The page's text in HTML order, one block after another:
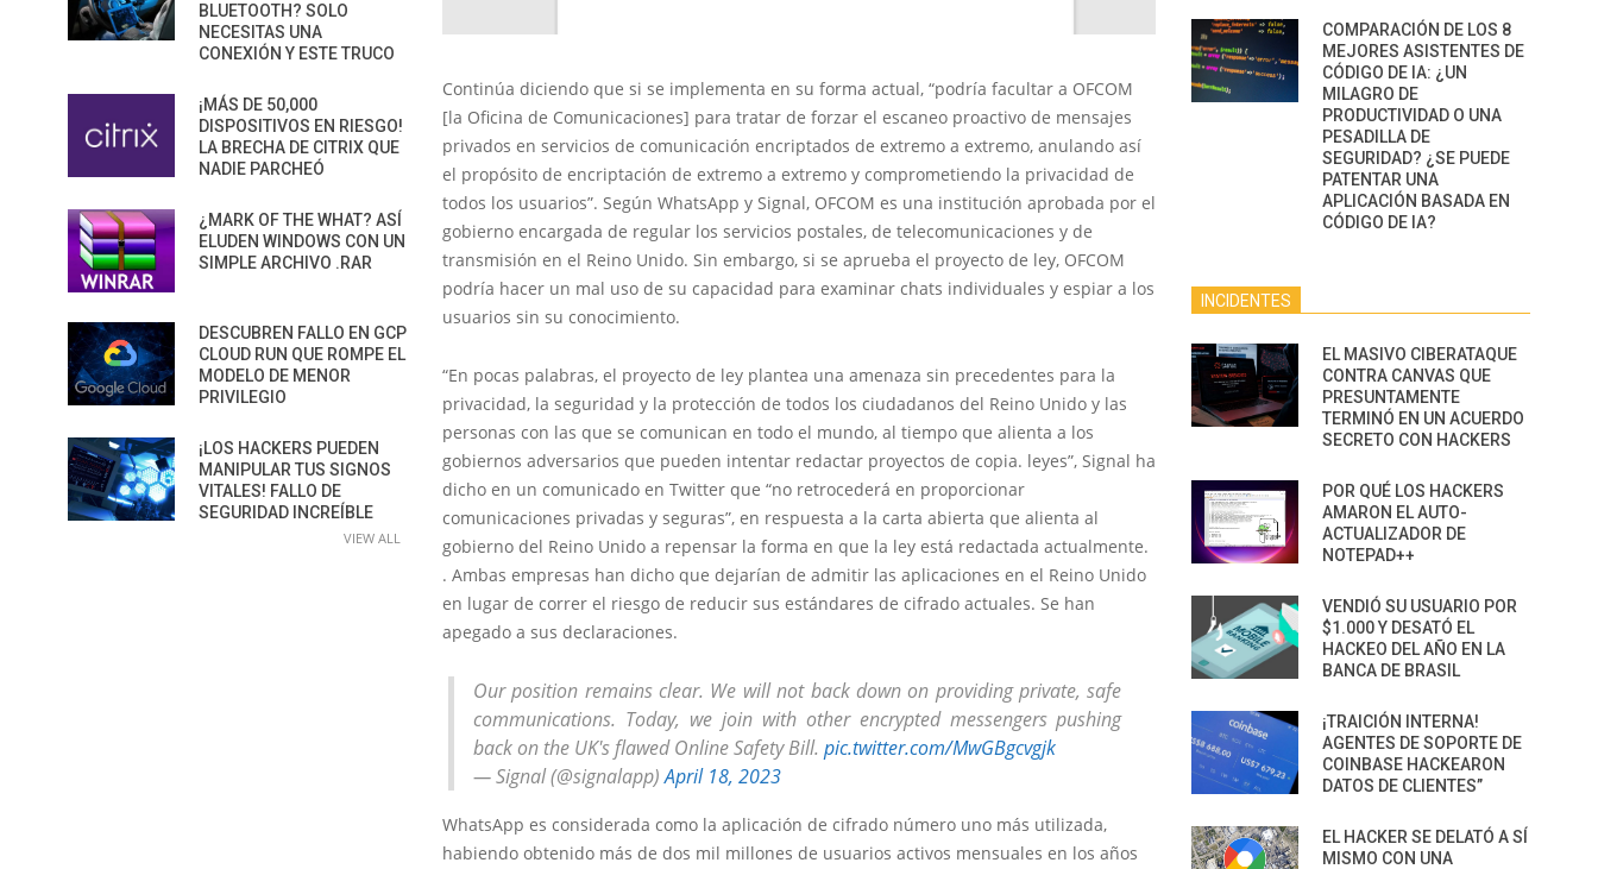
Continúa diciendo que si se implementa en su forma actual, “podría facultar a OFCOM
[la Oficina de Comunicaciones] para tratar de forzar el escaneo proactivo de mensajes
privados en servicios de comunicación encriptados de extremo a extremo, anulando así
el propósito de encriptación de extremo a extremo y comprometiendo la privacidad de
todos los usuarios”. Según WhatsApp y Signal, OFCOM es una institución aprobada por el
gobierno encargada de regular los servicios postales, de telecomunicaciones y de
transmisión en el Reino Unido. Sin embargo, si se aprueba el proyecto de ley, OFCOM
podría hacer un mal uso de su capacidad para examinar chats individuales y espiar a los
usuarios sin su conocimiento.
“En pocas palabras, el proyecto de ley plantea una amenaza sin precedentes para la
privacidad, la seguridad y la protección de todos los ciudadanos del Reino Unido y las
personas con las que se comunican en todo el mundo, al tiempo que alienta a los
gobiernos adversarios que pueden intentar redactar proyectos de copia. leyes”, Signal ha
dicho en un comunicado en Twitter que “no retrocederá en proporcionar
comunicaciones privadas y seguras”, en respuesta a la carta abierta que alienta al
gobierno del Reino Unido a repensar la forma en que la ley está redactada actualmente.
. Ambas empresas han dicho que dejarían de admitir las aplicaciones en el Reino Unido
en lugar de correr el riesgo de reducir sus estándares de cifrado actuales. Se han
apegado a sus declaraciones.
Our position remains clear. We will not back down on providing private, safe
communications. Today, we join with other encrypted messengers pushing
back on the UK's flawed Online Safety Bill. pic.twitter.com/MwGBgcvgjk
— Signal (@signalapp)April 18, 2023
WhatsApp es considerada como la aplicación de cifrado número uno más utilizada,
habiendo obtenido más de dos mil millones de usuarios activos mensuales en los años
BLUETOOTH? SOLO
NECESITAS UNA
CONEXIÓN Y ESTE TRUCO
¡MÁS DE 50,000
DISPOSITIVOS EN RIESGO!
LA BRECHA DE CITRIX QUE
NADIE PARCHEÓ
¿MARK OF THE WHAT? ASÍ
ELUDEN WINDOWS CON UN
SIMPLE ARCHIVO .RAR
DESCUBREN FALLO EN GCP
CLOUD RUN QUE ROMPE EL
MODELO DE MENOR
PRIVILEGIO
¡LOS HACKERS PUEDEN
MANIPULAR TUS SIGNOS
VITALES! FALLO DE
SEGURIDAD INCREÍBLE
VIEW ALL
COMPARACIÓN DE LOS 8
MEJORES ASISTENTES DE
CÓDIGO DE IA: ¿UN
MILAGRO DE
PRODUCTIVIDAD O UNA
PESADILLA DE
SEGURIDAD? ¿SE PUEDE
PATENTAR UNA
APLICACIÓN BASADA EN
CÓDIGO DE IA?
INCIDENTES
EL MASIVO CIBERATAQUE
CONTRA CANVAS QUE
PRESUNTAMENTE
TERMINÓ EN UN ACUERDO
SECRETO CON HACKERS
POR QUÉ LOS HACKERS
AMARON EL AUTO-
ACTUALIZADOR DE
NOTEPAD++
VENDIÓ SU USUARIO POR
$1.000 Y DESATÓ EL
HACKEO DEL AÑO EN LA
BANCA DE BRASIL
¡TRAICIÓN INTERNA!
AGENTES DE SOPORTE DE
COINBASE HACKEARON
DATOS DE CLIENTES”
EL HACKER SE DELATÓ A SÍ
MISMO CON UNA